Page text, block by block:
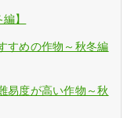
】
すめの作物～秋冬編
易度が高い作物～秋